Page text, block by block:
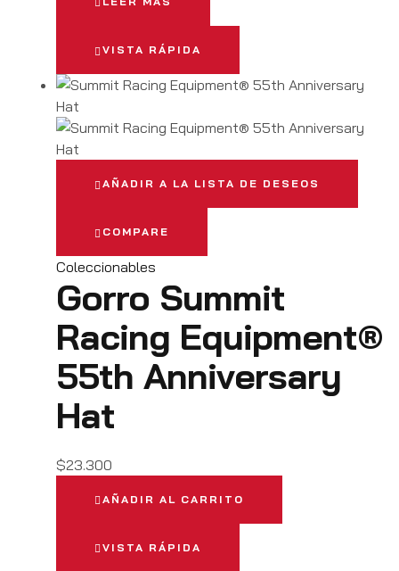
VISTA RÁPIDA
AÑADIR A LA LISTA DE DESEOS
COMPARE
Coleccionables
Gorro Summit
Racing Equipment®
55th Anniversary
Hat
$23.300
AÑADIR AL CARRITO
VISTA RÁPIDA